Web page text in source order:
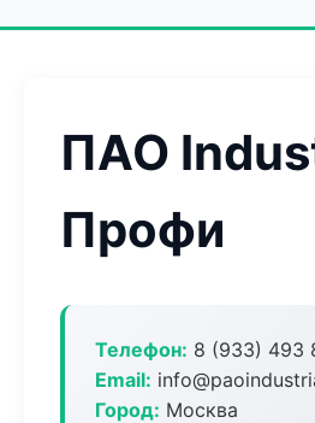
ПАО
Профи
Телефон: 8 (933) 493
Email:
Город: Москва